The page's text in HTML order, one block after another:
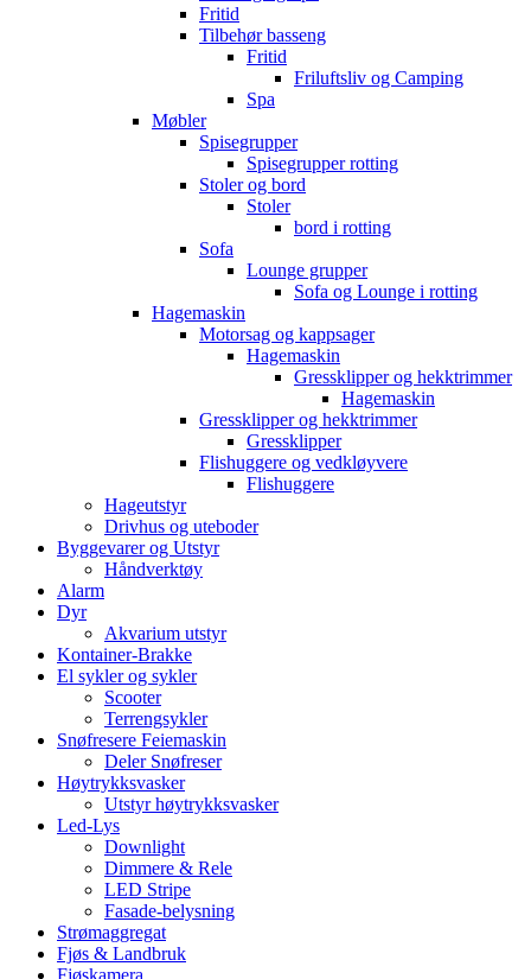
Fritid
Tilbehør basseng
Fritid
Friluftsliv og Camping
Spa
Møbler
Spisegrupper
Spisegrupper rotting
Stoler og bord
Stoler
bord i rotting
Sofa
Lounge grupper
Sofa og Lounge i rotting
Hagemaskin
Motorsag og kappsager
Hagemaskin
Gressklipper og hekktrimmer
Hagemaskin
Gressklipper og hekktrimmer
Gressklipper
Flishuggere og vedkløyvere
Flishuggere
Hageutstyr
Drivhus og uteboder
Byggevarer og Utstyr
Håndverktøy
Alarm
Dyr
Akvarium utstyr
Kontainer-Brakke
El sykler og sykler
Scooter
Terrengsykler
Snøfresere Feiemaskin
Deler Snøfreser
Høytrykksvasker
Utstyr høytrykksvasker
Led-Lys
Downlight
Dimmere & Rele
LED Stripe
Fasade-belysning
Strømaggregat
Fjøs & Landbruk
Fjøskamera